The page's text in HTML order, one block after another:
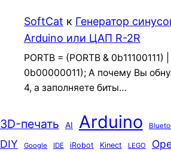
SoftCat к Генератор
Arduino или ЦАП R-2R
PORTB = (PORTB & 0b11100111)
0b00000011); А почему Вы
4, а заполняете биты…
3D-печать AI Arduino
DIY Google IDE iRobot Kinect LEGO